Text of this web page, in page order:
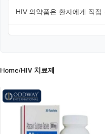
HIV 의약품은 환자에게 직접
Home/HIV 치료제